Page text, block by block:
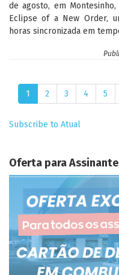
de agosto, em
Eclipse of a New Order,
horas sincronizada em
Paginação
Página
atual
1 Página
2 Página
3 Página
4 5
Subscribe to Atual
Oferta para